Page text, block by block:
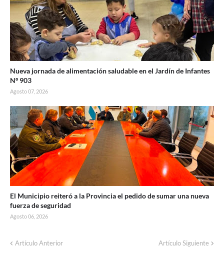
Nueva jornada de alimentación saludable en el Jardín de Infantes
Nº 903
Agosto 07, 2026
El Municipio reiteró a la Provincia el pedido de sumar una nueva
fuerza de seguridad
Agosto 06, 2026
Artículo Anterior Artículo Siguiente
Corte de energía programado para este